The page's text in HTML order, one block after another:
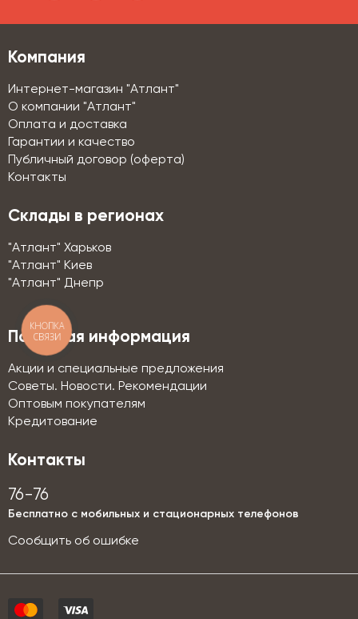
Компания
Интернет-магазин "Атлант"
О компании "Атлант"
Оплата и доставка
Гарантии и качество
Публичный договор (оферта)
Контакты
Склады в регионах
"Атлант" Харьков
"Атлант" Киев
"Атлант" Днепр
Полезная информация
Акции и специальные предложения
Советы. Новости. Рекомендации
Оптовым покупателям
Кредитование
Контакты
76-76
Бесплатно с мобильных и стационарных телефонов
Сообщить об ошибке
КНОПКА
СВЯЗИ